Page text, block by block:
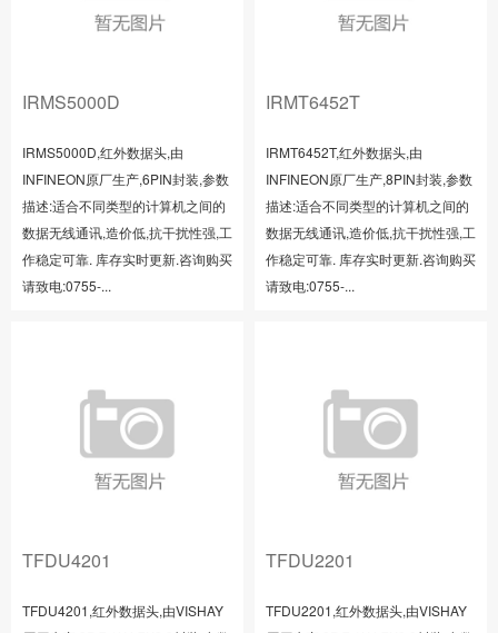
IRMS5000D
IRMS5000D,红外数据头,由
INFINEON原厂生产,6PIN封装,参数
描述:适合不同类型的计算机之间的
数据无线通讯,造价低,抗干扰性强,工
作稳定可靠. 库存实时更新.咨询购买
请致电:0755-...
IRMT6452T
IRMT6452T,红外数据头,由
INFINEON原厂生产,8PIN封装,参数
描述:适合不同类型的计算机之间的
数据无线通讯,造价低,抗干扰性强,工
作稳定可靠. 库存实时更新.咨询购买
请致电:0755-...
TFDU4201
TFDU4201,红外数据头,由VISHAY
TFDU2201
TFDU2201,红外数据头,由VISHAY